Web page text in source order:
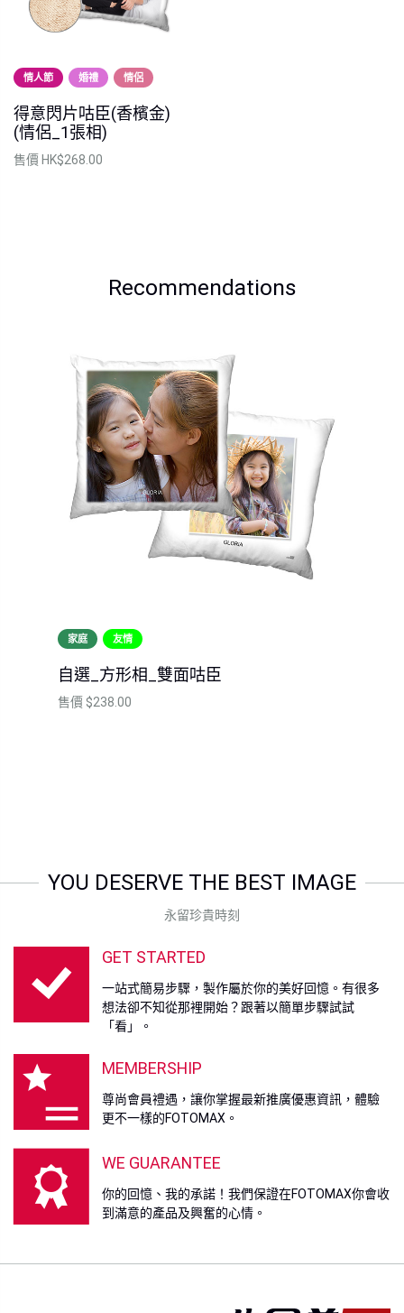
情人節 婚禮 情侶
得意閃片咕臣(香檳金)
(情侶_1張相)
售價 HK$268.00
Recommendations
家庭 友情
自選_方形相_雙面咕臣
售價 $238.00
YOU DESERVE THE BEST IMAGE
永留珍貴時刻
GET STARTED
一站式簡易步驟，製作屬於你的美好回憶。有很多
想法卻不知從那裡開始？跟著以簡單步驟試試
「看」。
MEMBERSHIP
尊尚會員禮遇，讓你掌握最新推廣優惠資訊，體驗
更不一樣的FOTOMAX。
WE GUARANTEE
你的回憶、我的承諾！我們保證在FOTOMAX你會收
到滿意的產品及興奮的心情。